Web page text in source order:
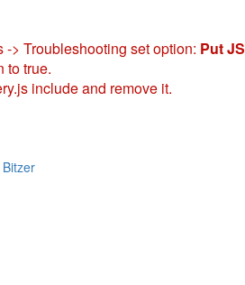
> Troubleshooting set option: Put JS
to true.
include and remove it.